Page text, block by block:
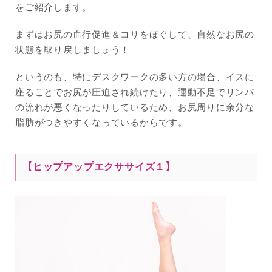
をご紹介します。
まずはお尻の血行促進＆コリをほぐして、自然なお尻の
状態を取り戻しましょう！
というのも、特にデスクワークの多い方の場合、イスに
座ることでお尻が圧迫され続けたり、運動不足でリンパ
の流れが悪くなったりしているため、お尻周りに余分な
脂肪がつきやすくなっているからです。
【ヒップアップエクササイズ１】